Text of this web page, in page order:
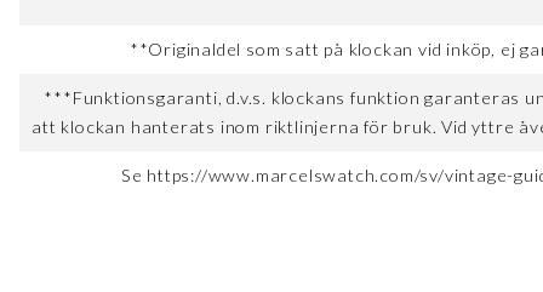
**Originaldel som satt på klockan vid inköp, ej
***Funktionsgaranti, d.v.s. klockans funktion garanteras
att klockan hanterats inom riktlinjerna för bruk. Vid yttre
Se https://www.marcelswatch.com/sv/vintage-